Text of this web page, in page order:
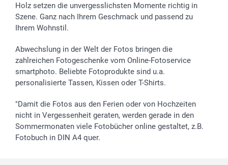
Holz setzen die unvergesslichsten Momente richtig in
Szene. Ganz nach Ihrem Geschmack und passend zu
Ihrem Wohnstil.
Abwechslung in der Welt der Fotos bringen die
zahlreichen Fotogeschenke vom Online-Fotoservice
smartphoto. Beliebte Fotoprodukte sind u.a.
personalisierte Tassen, Kissen oder T-Shirts.
"Damit die Fotos aus den Ferien oder von Hochzeiten
nicht in Vergessenheit geraten, werden gerade in den
Sommermonaten viele Fotobücher online gestaltet, z.B.
Fotobuch in DIN A4 quer.